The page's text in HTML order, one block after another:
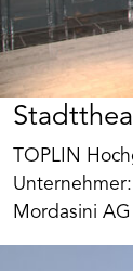
TOPLIN
Unternehmer:
Mordasini